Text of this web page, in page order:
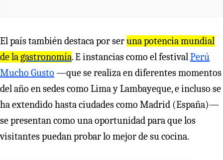
El país también destaca por seruna potencia mundial
de lagastronomía. E instancias como el festivalPerú
Mucho Gusto —que se realiza en diferentes momentos
del año en sedes como Lima y Lambayeque, e incluso se
ha extendido hasta ciudades como Madrid (España)—
se presentan como una oportunidad para que los
visitantes puedan probar lo mejor de su cocina.